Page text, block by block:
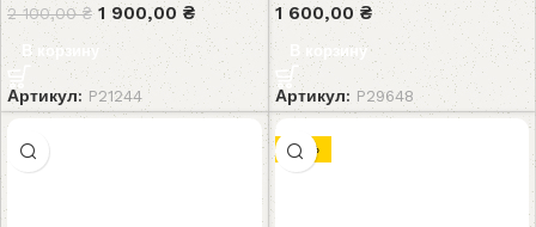
2 100,00₴ 1 900,00 ₴
В корзину
Артикул: P21244
1 600,00₴
В корзину
Артикул: P29648
-14%